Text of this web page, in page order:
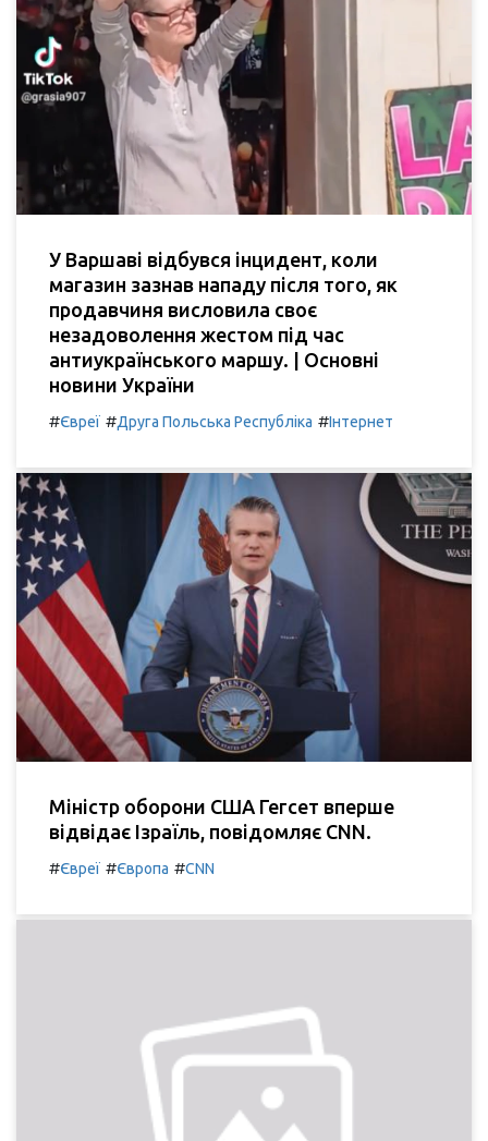
У Варшаві відбувся інцидент, коли
магазин зазнав нападу після того, як
продавчиня висловила своє
незадоволення жестом під час
антиукраїнського маршу. | Основні
новини України
#Євреї #Друга Польська Республіка #Інтернет
Міністр оборони США Гегсет вперше
відвідає Ізраїль, повідомляє CNN.
#Євреї #Європа #CNN